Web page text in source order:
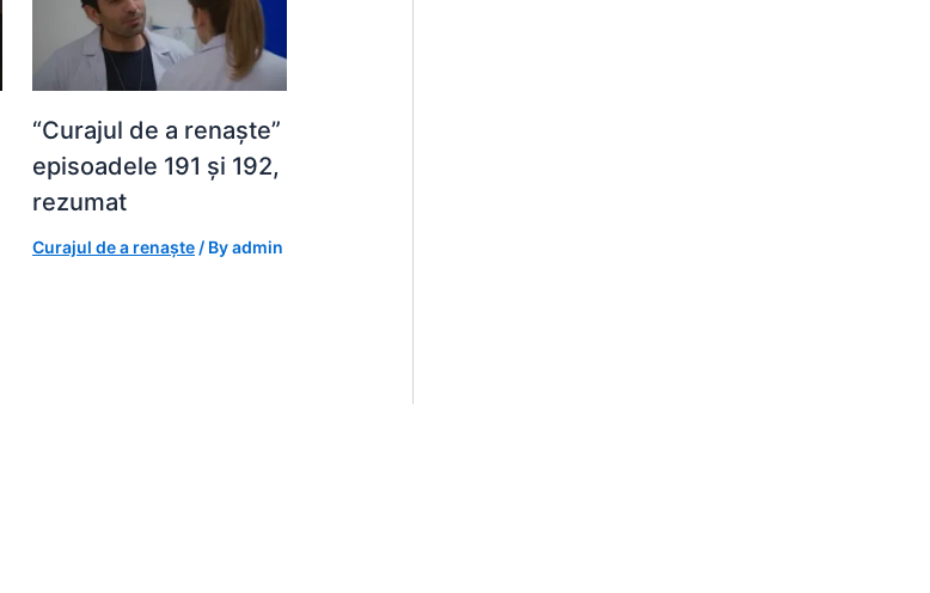
“Curajul de a renaște”
episoadele 191 și 192,
rezumat
Curajul de a renaște / Byadmin